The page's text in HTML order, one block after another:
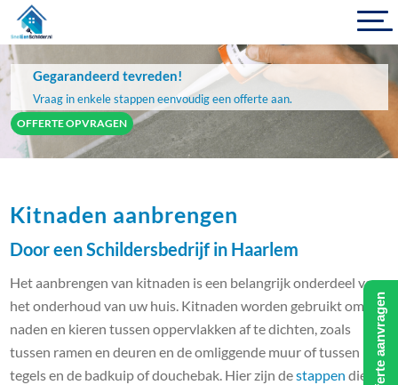
Gegarandeerd tevreden!
Vraag in enkele stappen eenvoudig een offerte aan.
OFFERTE OPVRAGEN
Kitnaden aanbrengen
Door een Schildersbedrijf in Haarlem
Het aanbrengen van kitnaden is een belangrijk onderdeel van
het onderhoud van uw huis. Kitnaden worden gebruikt om
naden en kieren tussen oppervlakken af te dichten, zoals
tussen ramen en deuren en de omliggende muur of tussen
tegels en de badkuip of douchebak. Hier zijn destappen die uOfferte aanvragen